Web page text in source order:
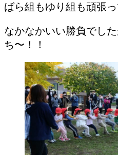
ばら組もゆり組も頑張っ
なかなかいい勝負でし
ち〜！！